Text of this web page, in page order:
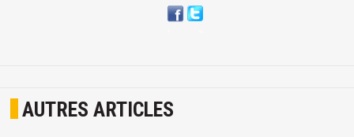
AUTRES ARTICLES